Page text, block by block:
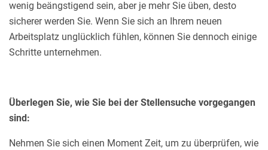
wenig beängstigend sein, aber je mehr Sie üben, desto
sicherer werden Sie. Wenn Sie sich an Ihrem neuen
Arbeitsplatz unglücklich fühlen, können Sie dennoch einige
Schritte unternehmen.
Überlegen Sie, wie Sie bei der Stellensuche vorgegangen
sind:
Nehmen Sie sich einen Moment Zeit, um zu überprüfen, wie